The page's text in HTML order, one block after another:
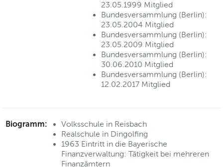
23.05.1999 Mitglied
Bundesversammlung (Berlin):
23.05.2004 Mitglied
Bundesversammlung (Berlin):
23.05.2009 Mitglied
Bundesversammlung (Berlin):
30.06.2010 Mitglied
Bundesversammlung (Berlin):
12.02.2017 Mitglied
Biogramm:
Volksschule in Reisbach
Realschule in Dingolfing
1963 Eintritt in die Bayerische
Finanzverwaltung: Tätigkeit bei mehreren
Finanzämtern